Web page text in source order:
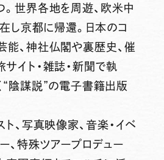
。世界各地を周遊、欧米中
し京都に帰還。日本のコ
能、神社仏閣や裏歴史、催
イト・雑誌・新聞で執
“陰謀説”の電子書籍出版
ト、写真映像家、音楽・イベ
、特殊ツアープロデュー